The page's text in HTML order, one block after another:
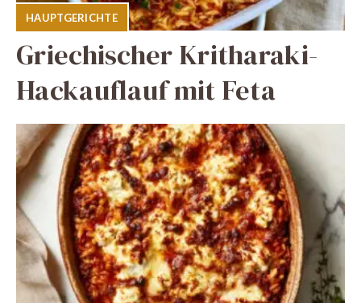
HAUPTGERICHTE
Griechischer Kritharaki-
Hackauflauf mit Feta